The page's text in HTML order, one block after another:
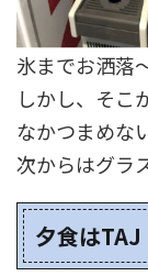
氷までお洒落
しかし、そこ
なかつまめな
次からはグラ
夕食は